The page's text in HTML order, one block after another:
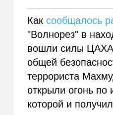
Каксообщалось
"Волнорез" в
вошли силы
общей
террориста
открыли огонь по
которой и